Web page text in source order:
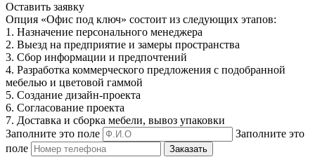
Оставить заявку
Опция «Офис под ключ» состоит из следующих этапов:
1. Назначение персонального менеджера
2. Выезд на предприятие и замеры пространства
3. Сбор информации и предпочтений
4. Разработка коммерческого предложения с подобранной
мебелью и цветовой гаммой
5. Создание дизайн-проекта
6. Согласование проекта
7. Доставка и сборка мебели, вывоз упаковки
Заполните это поле
Заполните это
поле
Заказать